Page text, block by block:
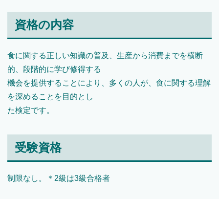
資格の内容
食に関する正しい知識の普及、生産から消費までを横断
的、段階的に学び修得する
機会を提供することにより、多くの人が、食に関する理解
を深めることを目的とし
た検定です。
受験資格
制限なし。＊2級は3級合格者